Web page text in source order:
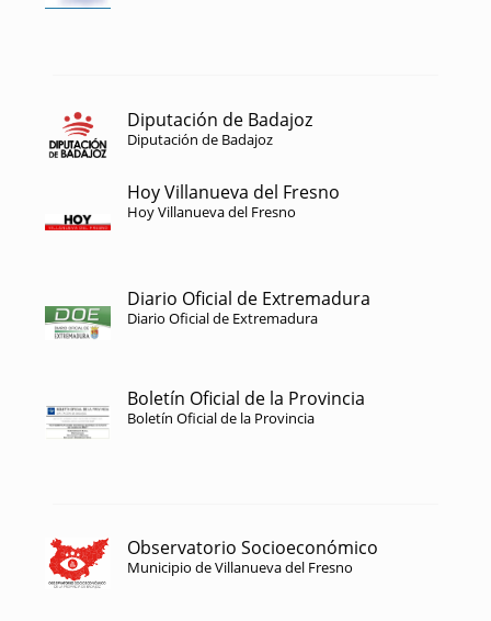
Diputación de Badajoz
Diputación de Badajoz
Hoy Villanueva del Fresno
Hoy Villanueva del Fresno
Diario Oficial de Extremadura
Diario Oficial de Extremadura
Boletín Oficial de la Provincia
Boletín Oficial de la Provincia
Observatorio Socioeconómico
Municipio de Villanueva del Fresno